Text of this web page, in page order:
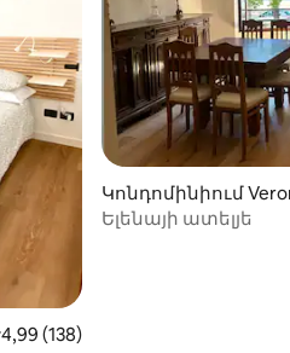
վարկանիշը՝ 5-ից 4,99,
4,99 (138)
Կոնդոմինիում
մ
Ելենայի ատելյե